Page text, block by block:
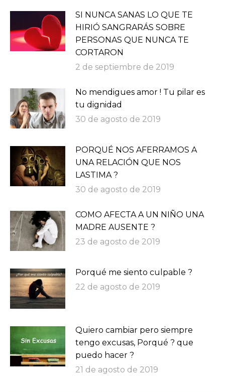
SI NUNCA SANAS LO QUE TE
HIRIÓ SANGRARÁS SOBRE
PERSONAS QUE NUNCA TE
CORTARON
2 de septiembre de 2019
No mendigues amor ! Tu pilar es
tu dignidad
30 de agosto de 2019
PORQUÉ NOS AFERRAMOS A
UNA RELACIÓN QUE NOS
LASTIMA ?
30 de agosto de 2019
COMO AFECTA A UN NIÑO UNA
MADRE AUSENTE ?
23 de agosto de 2019
Porqué me siento culpable ?
22 de agosto de 2019
Quiero cambiar pero siempre
tengo excusas, Porqué ? que
puedo hacer ?
21 de agosto de 2019